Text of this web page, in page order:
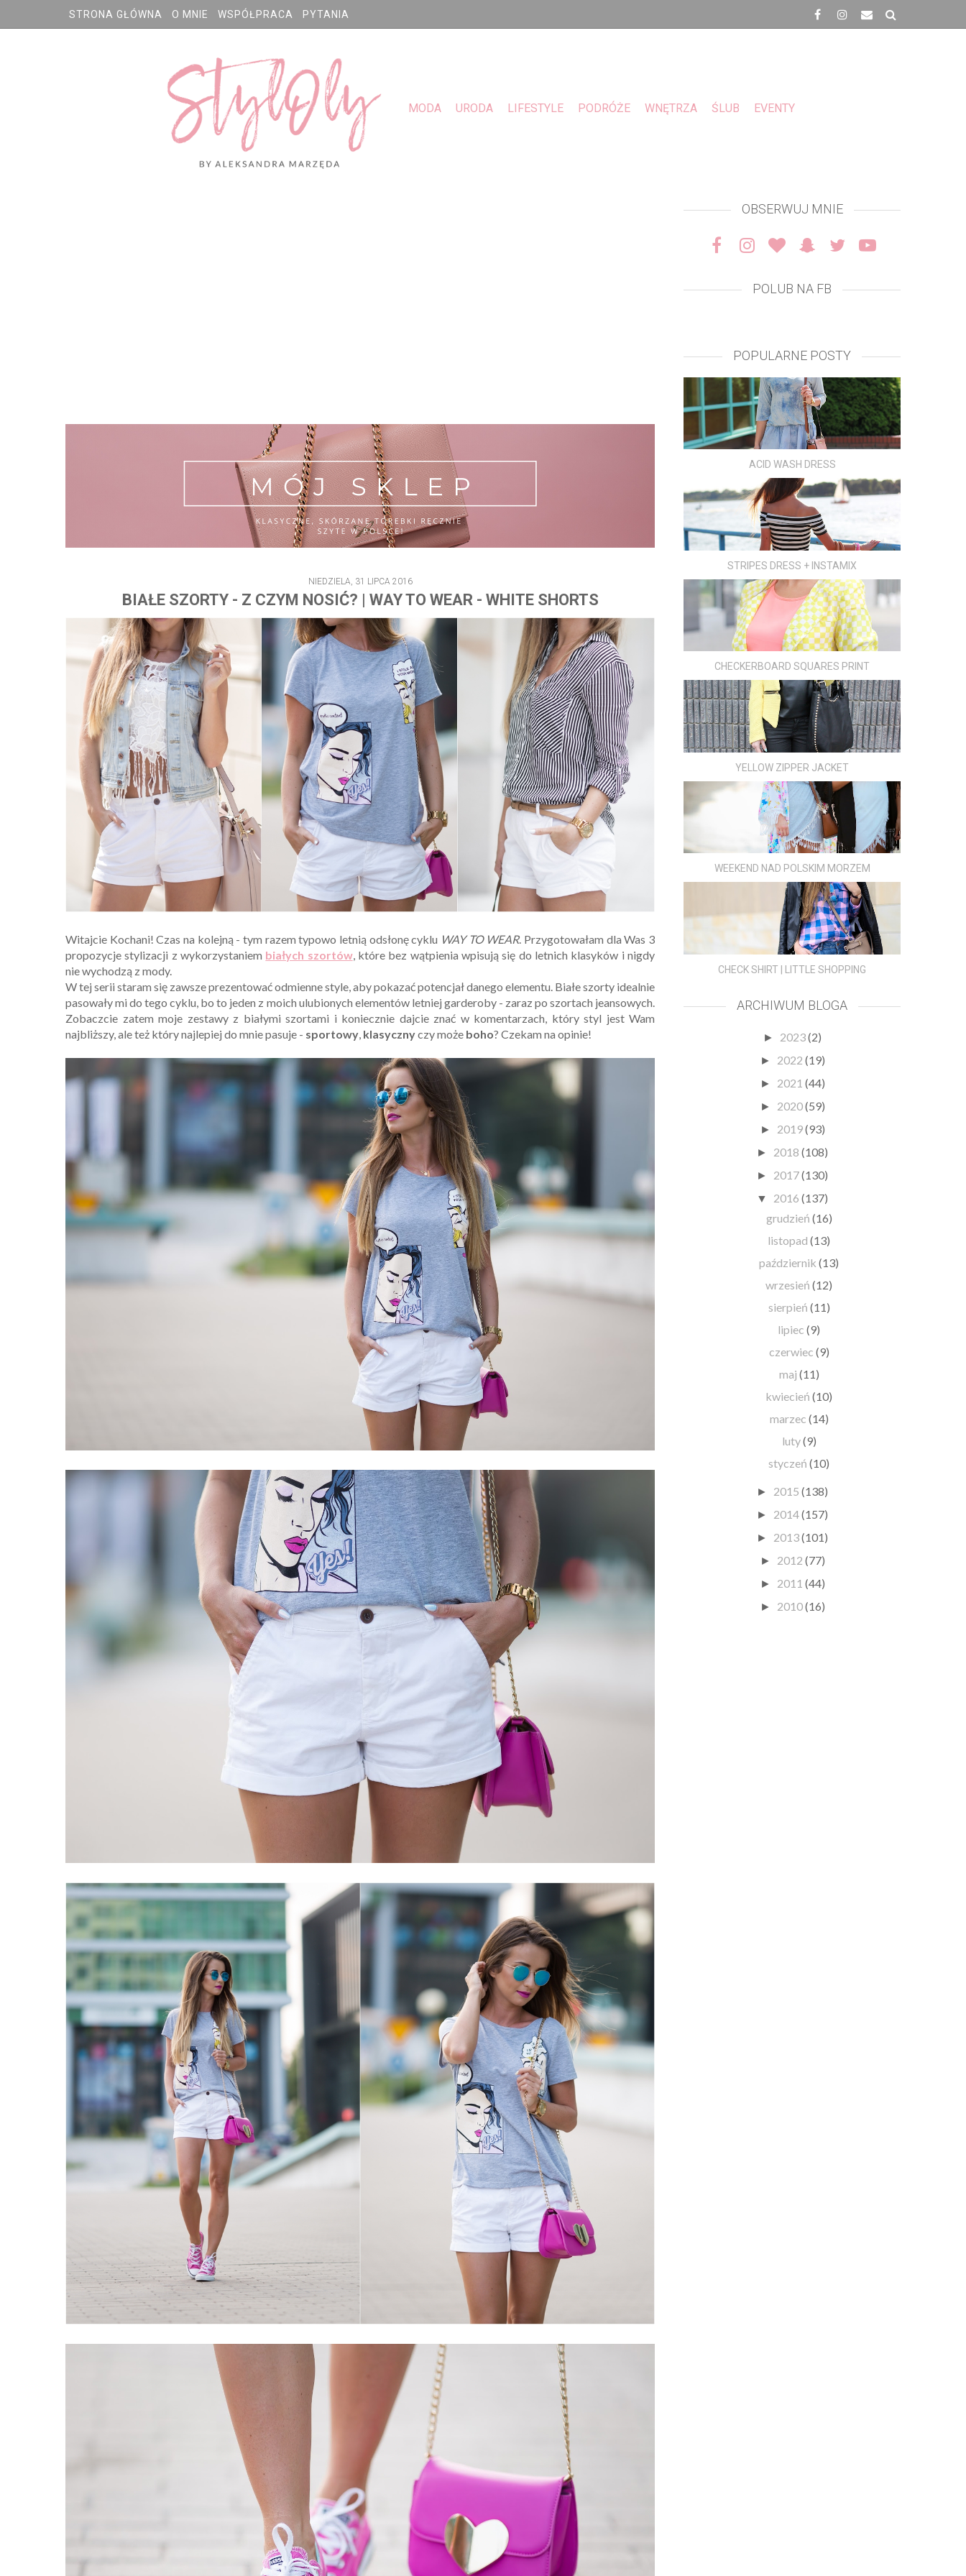
STRONA GŁÓWNA O MNIE WSPÓŁPRACA PYTANIA
MODA URODA LIFESTYLE PODRÓŻE WNĘTRZA ŚLUB EVENTY
NIEDZIELA, 31 LIPCA 2016
BIAŁE SZORTY - Z CZYM NOSIĆ? | WAY TO WEAR - WHITE SHORTS
Witajcie Kochani! Czas na kolejną - tym razem typowo letnią odsłonę cyklu WAY TO WEAR. Przygotowałam dla Was 3
propozycje stylizacji z wykorzystaniem białych szortów, które bez wątpienia wpisują się do letnich klasyków i nigdy
nie wychodzą z mody.
W tej serii staram się zawsze prezentować odmienne style, aby pokazać potencjał danego elementu. Białe szorty idealnie
pasowały mi do tego cyklu, bo to jeden z moich ulubionych elementów letniej garderoby - zaraz po szortach jeansowych.
Zobaczcie zatem moje zestawy z białymi szortami i koniecznie dajcie znać w komentarzach, który styl jest Wam
najbliższy, ale też który najlepiej do mnie pasuje - sportowy, klasycznyczy może boho? Czekam na opinie!
OBSERWUJ MNIE
POLUB NA FB
POPULARNE POSTY
ACID WASH DRESS
STRIPES DRESS + INSTAMIX
CHECKERBOARD SQUARES PRINT
YELLOW ZIPPER JACKET
WEEKEND NAD POLSKIM MORZEM
CHECK SHIRT | LITTLE SHOPPING
ARCHIWUM BLOGA
► 2023(2)
► 2022 (19)
► 2021 (44)
► 2020(59)
► 2019(93)
► 2018 (108)
► 2017(130)
▼ 2016 (137)
grudzień (16)
listopad(13)
październik(13)
wrzesień(12)
sierpień (11)
lipiec(9)
czerwiec (9)
maj (11)
kwiecień(10)
marzec (14)
luty(9)
styczeń(10)
► 2015 (138)
► 2014(157)
► 2013(101)
► 2012 (77)
► 2011 (44)
► 2010(16)